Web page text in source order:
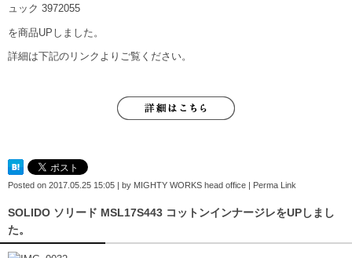
ュック 3972055
を商品UPしました。
詳細は下記のリンクよりご覧ください。
Posted on 2017.05.25 15:05 | by MIGHTY WORKS head office | Perma Link
SOLIDO ソリード MSL17S443 コットンインナージレをUPしまし
た。